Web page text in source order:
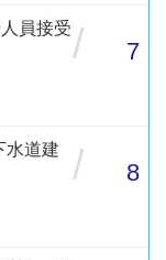
員接受/ 7
道建
/ 8